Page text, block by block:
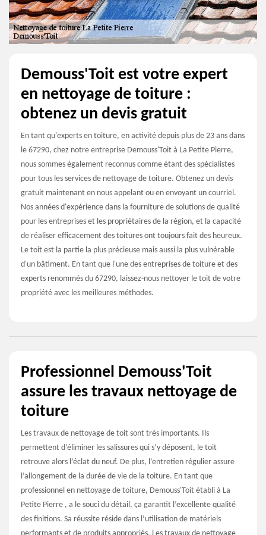
Demouss'Toit est votre expert
en nettoyage de toiture :
obtenez un devis gratuit
En tant qu'experts en toiture, en activité depuis plus de 23 ans dans
le 67290, chez notre entreprise Demouss'Toit à La Petite Pierre,
nous sommes également reconnus comme étant des spécialistes
pour tous les services de nettoyage de toiture. Obtenez un devis
gratuit maintenant en nous appelant ou en envoyant un courriel.
Nos années d'expérience dans la fourniture de solutions de qualité
pour les entreprises et les propriétaires de la région, et la capacité
de réaliser efficacement des toitures ont toujours fait des heureux.
Le toit est la partie la plus précieuse mais aussi la plus vulnérable
d'un bâtiment. En tant que l'une des entreprises de toiture et des
experts renommés du 67290, laissez-nous nettoyer le toit de votre
propriété avec les meilleures méthodes.
Professionnel Demouss'Toit
assure les travaux nettoyage de
toiture
Les travaux de nettoyage de toit sont très importants. Ils
permettent d’éliminer les salissures qui s’y déposent, le toit
retrouve alors l’éclat du neuf. De plus, l’entretien régulier assure
l’allongement de la durée de vie de la toiture. En tant que
professionnel en nettoyage de toiture, Demouss'Toit établi à La
Petite Pierre , a le souci du détail, ça garantit l’excellente qualité
des finitions. Sa réussite réside dans l’utilisation de matériels